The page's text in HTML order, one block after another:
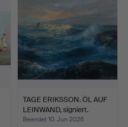
TAGE ERIKSSON. ÖL AUF
LEINWAND, signiert.
Beendet 10. Jun 2026